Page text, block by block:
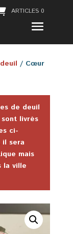
ARTICLES 0
deuil / Cœur
de deuil
livrés
ci-
il sera
mais
la ville